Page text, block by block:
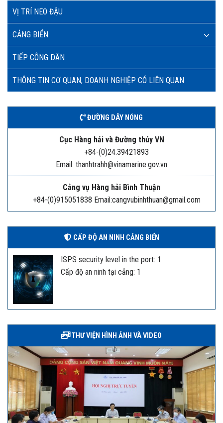
VỊ TRÍ NEO ĐẬU
CẢNG BIỂN
TIẾP CÔNG DÂN
THÔNG TIN CƠ QUAN, DOANH NGHIỆP CÓ LIÊN QUAN
ĐƯỜNG DÂY NÓNG
Cục Hàng hải và Đường thủy VN
+84-(0)24.39421893
Email: thanhtrahh@vinamarine.gov.vn
Cảng vụ Hàng hải Bình Thuận
+84-(0)915051838 Email:cangvubinhthuan@gmail.com
CẤP ĐỘ AN NINH CẢNG BIỂN
ISPS security level in the port: 1
Cấp độ an ninh tại cảng: 1
THƯ VIỆN HÌNH ẢNH VÀ VIDEO